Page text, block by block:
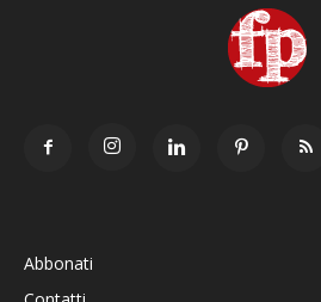
Abbonati